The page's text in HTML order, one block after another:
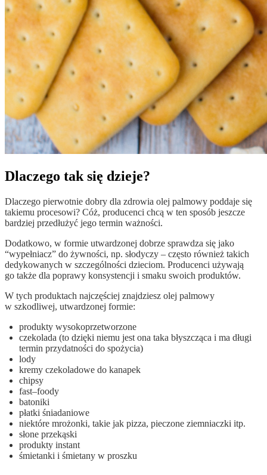
Dlaczego tak się dzieje?
Dlaczego pierwotnie dobry dla zdrowia olej palmowy poddaje się
takiemu procesowi? Cóż, producenci chcą w ten sposób jeszcze
bardziej przedłużyć jego termin ważności.
Dodatkowo, w formie utwardzonej dobrze sprawdza się jako
“wypełniacz” do żywności, np. słodyczy – często również takich
dedykowanych w szczególności dzieciom. Producenci używają
go także dla poprawy konsystencji i smaku swoich produktów.
W tych produktach najczęściej znajdziesz olej palmowy
w szkodliwej, utwardzonej formie:
produkty wysokoprzetworzone
czekolada (to dzięki niemu jest ona taka błyszcząca i ma długi
termin przydatności do spożycia)
lody
kremy czekoladowe do kanapek
chipsy
fast–foody
batoniki
płatki śniadaniowe
niektóre mrożonki, takie jak pizza, pieczone ziemniaczki itp.
słone przekąski
produkty instant
śmietanki i śmietany w proszku